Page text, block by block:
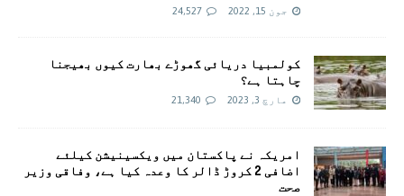
جون 15, 2022 24,527
کولمبیا دریائی گھوڑے بھارت کیوں بھیجنا
چاہتا ہے؟
مارچ 3, 2023 21,340
امريکہ نے پاکستان میں ویکسینیشن کیلئے
اضافی 2 کروڑ ڈالر کا وعدہ کیا ہے، وفاقی وزیر
صحت